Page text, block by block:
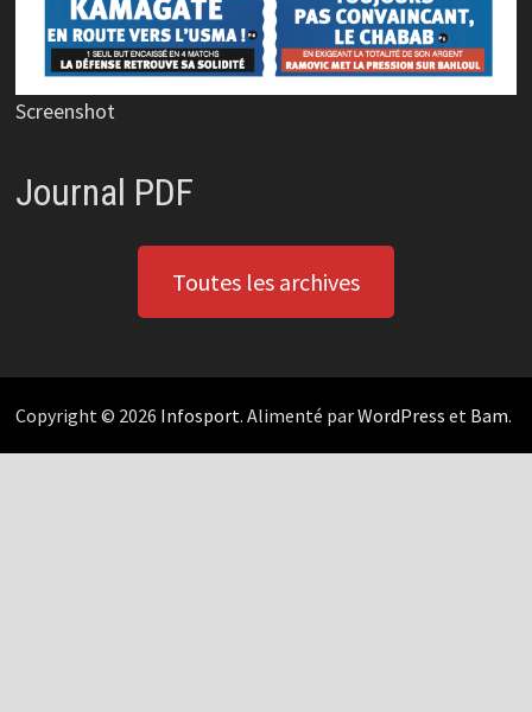
Screenshot
Journal PDF
Toutes les archives
Copyright © 2026 Infosport. Alimenté parWordPress et Bam.